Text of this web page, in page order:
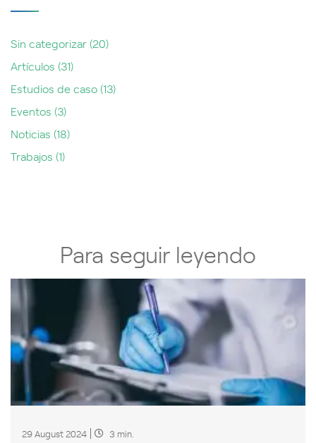
Sin categorizar (20)
Artículos (31)
Estudios de caso (13)
Eventos (3)
Noticias (18)
Trabajos (1)
Para seguir leyendo
29 August 2024 3 min.